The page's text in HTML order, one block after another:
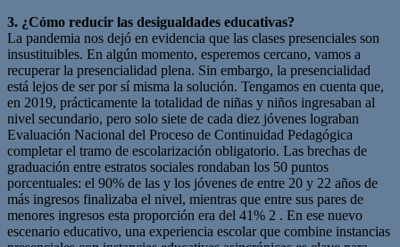
3. ¿Cómo reducir las desigualdades educativas?
La pandemia nos dejó en evidencia que las clases presenciales son
insustituibles. En algún momento, esperemos cercano, vamos a
recuperar la presencialidad plena. Sin embargo, la presencialidad
está lejos de ser por sí misma la solución. Tengamos en cuenta que,
en 2019, prácticamente la totalidad de niñas y niños ingresaban al
nivel secundario, pero solo siete de cada diez jóvenes lograban
Evaluación Nacional del Proceso de Continuidad Pedagógica
completar el tramo de escolarización obligatorio. Las brechas de
graduación entre estratos sociales rondaban los 50 puntos
porcentuales: el 90% de las y los jóvenes de entre 20 y 22 años de
más ingresos finalizaba el nivel, mientras que entre sus pares de
menores ingresos esta proporción era del 41% 2 . En ese nuevo
escenario educativo, una experiencia escolar que combine instancias